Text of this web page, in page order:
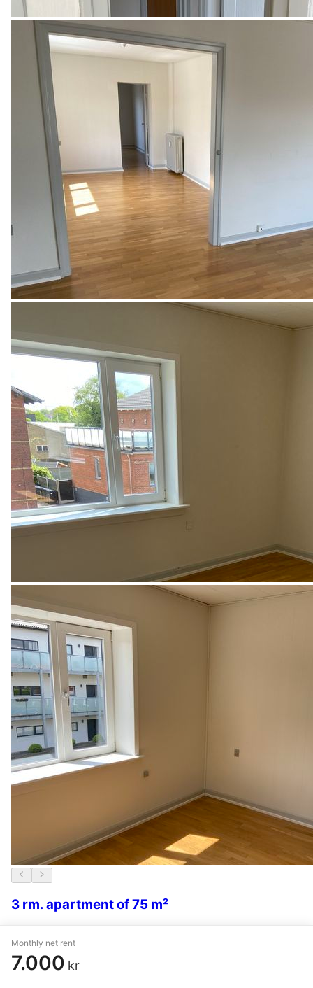
Monthly net rent
7.000 kr
3 rm. apartment of 75 m²
5.600 kr.17 March